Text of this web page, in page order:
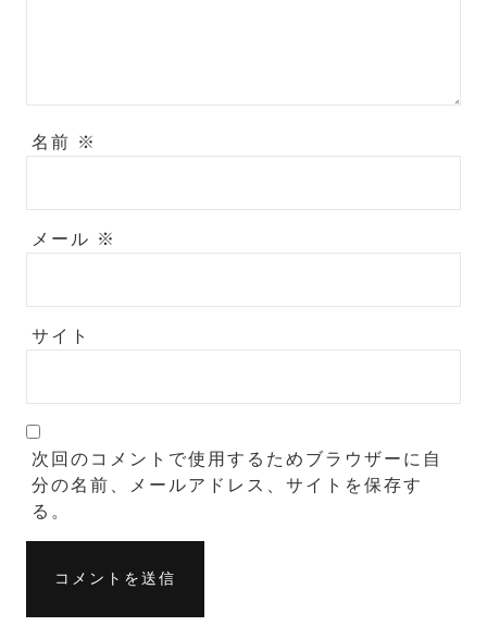
名前 ※
メール ※
サイト
次回のコメントで使用するためブラウザーに自
分の名前、メールアドレス、サイトを保存す
る。